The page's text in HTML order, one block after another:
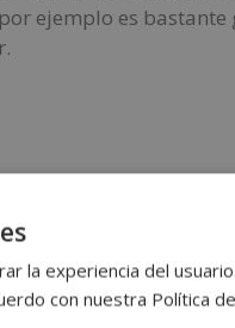
ejemplo es bastante
la experiencia del
con nuestra Política